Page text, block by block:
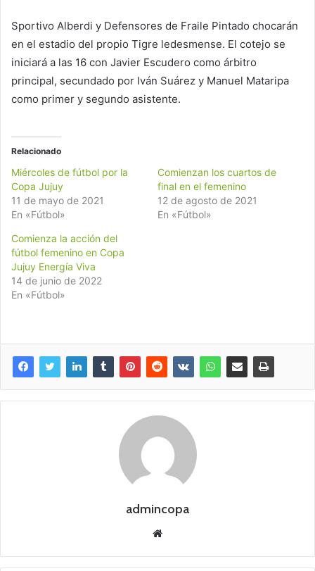
Sportivo Alberdi y Defensores de Fraile Pintado chocarán
en el estadio del propio Tigre ledesmense. El cotejo se
iniciará a las 16 con Javier Escudero como árbitro
principal, secundado por Iván Suárez y Manuel Mataripa
como primer y segundo asistente.
Relacionado
Miércoles de fútbol por la
Copa Jujuy
11 de mayo de 2021
En «Fútbol»
Comienzan los cuartos de
final en el femenino
12 de agosto de 2021
En «Fútbol»
Comienza la acción del
fútbol femenino en Copa
Jujuy Energía Viva
14 de junio de 2022
En «Fútbol»
admincopa
Sitio